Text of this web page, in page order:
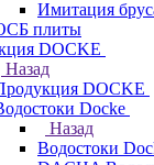
Имитация
плиты
DOCKE
Назад
DOCKE
Docke
Назад
Водостоки